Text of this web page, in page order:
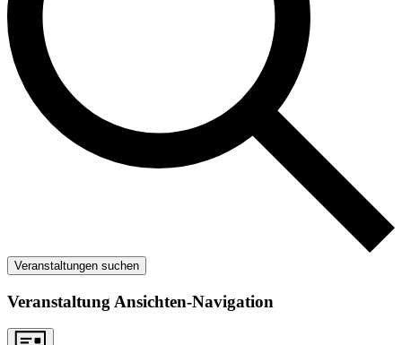
Veranstaltungen suchen
Veranstaltung Ansichten-Navigation